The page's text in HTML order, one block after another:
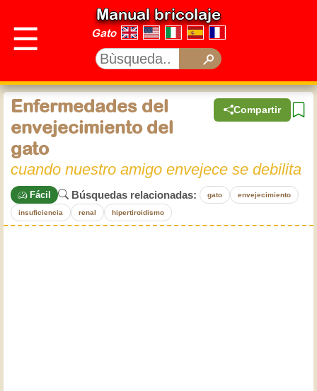
☰
Manual bricolaje
Gato
Compartir
Enfermedades del
envejecimiento del
gato
cuando nuestro amigo envejece se debilita
Fácil Búsquedas relacionadas: gato envejecimiento
insuficiencia renal hipertiroidismo